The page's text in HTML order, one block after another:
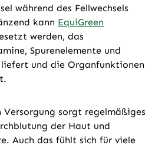
während des Fellwechsels
kann EquiGreen
werden, das
Spurenelemente und
und die Organfunktionen
Versorgung sorgt regelmäßiges
der Haut und
Auch das fühlt sich für viele